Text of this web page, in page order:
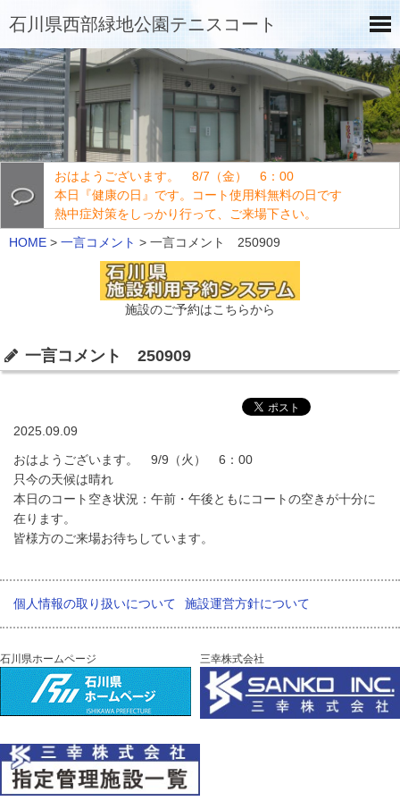
石川県西部緑地公園テニスコート
おはようございます。 8/7（金） 6：00
本日『健康の日』です。コート使用料無料の日です
熱中症対策をしっかり行って、ご来場下さい。
HOME > 一言コメント > 一言コメント 250909
施設のご予約はこちらから
一言コメント 250909
2025.09.09
おはようございます。 9/9（火） 6：00
只今の天候は晴れ
本日のコート空き状況：午前・午後ともにコートの空きが十分に
在ります。
皆様方のご来場お待ちしています。
個人情報の取り扱いについて 施設運営方針について
石川県ホームページ 三幸株式会社